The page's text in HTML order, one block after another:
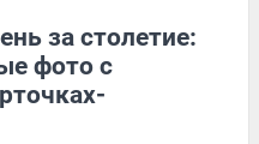
за столетие:
фото с